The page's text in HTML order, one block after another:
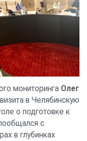
мониторинга Олег
в Челябинскую
о подготовке к
с
в глубинках